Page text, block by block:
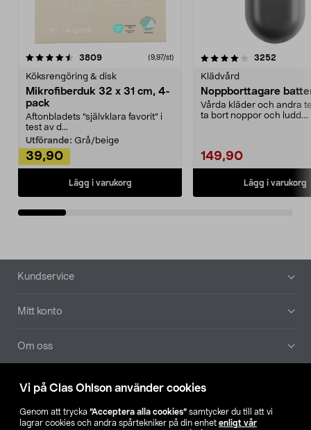
Vi på Clas Ohlson använder cookies
Genom att trycka ”Acceptera alla cookies” samtycker du till att vi
lagrar cookies och andra spårtekniker på din enhet enligt vår
3809recensioner (9,97/st)
Köksrengöring & disk
Mikrofiberduk 32 x 31 cm, 4-
pack
Aftonbladets "självklara favorit” i
test av d...
Utförande: Grå/beige
39,90
Lägg i varukorg
4.0av 5 stjärnor 3252
Klädvård
Noppborttagare
Vårda kläder och andra
ta bort noppor och ludd.
149,90
Lägg i varukorg
4.5av 5 stjärnor
Sidfot
Kundservice
Mitt konto
Om oss
Aktuellt
Våra bolag